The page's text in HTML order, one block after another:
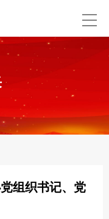
组织书记、党